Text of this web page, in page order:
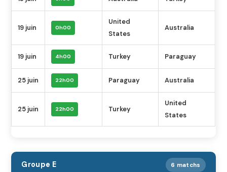
19 juin 0h00
United
States
Australia
19 juin 4h00 Turkey Paraguay
25 juin 22h00 Paraguay Australia
25 juin 22h00 Turkey
United
States
Groupe E 6 matchs